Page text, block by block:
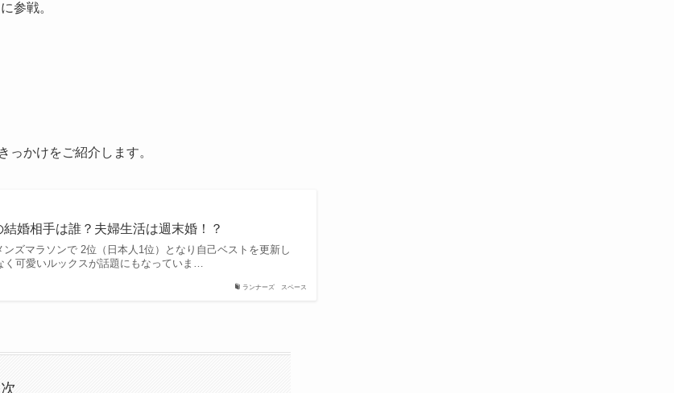
参戦。
っかけをご紹介します。
ランナーズ スペース
結婚相手は誰？夫婦生活は週末婚！？
ズマラソンで 2位（日本人1位）となり自己ベストを更新し
く可愛いルックスが話題にもなっていま…